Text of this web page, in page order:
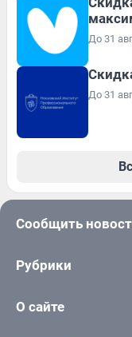
До 31
До 31
Сообщить
Рубрики
О сайте